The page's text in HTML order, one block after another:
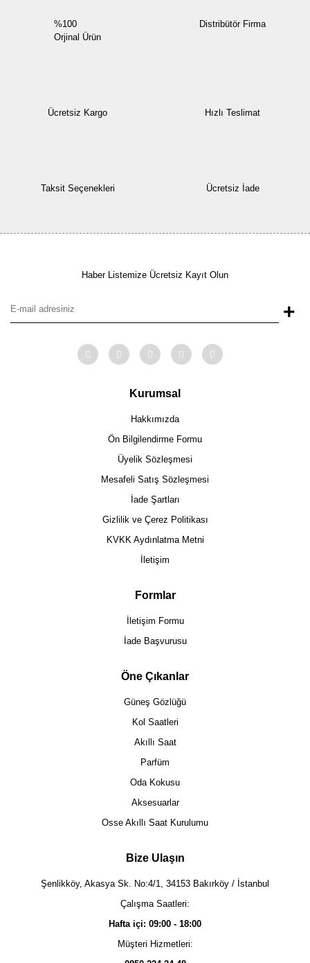
%100
Orjinal Ürün
Distribütör Firma
Ücretsiz Kargo Hızlı Teslimat
Taksit Seçenekleri Ücretsiz İade
Haber Listemize Ücretsiz Kayıt Olun
+
Kurumsal
Hakkımızda
Ön Bilgilendirme Formu
Üyelik Sözleşmesi
Mesafeli Satış Sözleşmesi
İade Şartları
Gizlilik ve Çerez Politikası
KVKK Aydınlatma Metni
İletişim
Formlar
İletişim Formu
İade Başvurusu
Öne Çıkanlar
Güneş Gözlüğü
Kol Saatleri
Akıllı Saat
Parfüm
Oda Kokusu
Aksesuarlar
Osse Akıllı Saat Kurulumu
Bize Ulaşın
Şenlikköy, Akasya Sk. No:4/1, 34153 Bakırköy / İstanbul
Çalışma Saatleri:
Hafta içi: 09:00 - 18:00
Müşteri Hizmetleri: